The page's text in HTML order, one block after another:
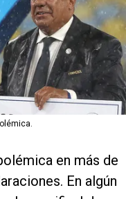
en más de
En algún